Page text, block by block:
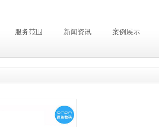
服务范围 新闻资讯 案例展示